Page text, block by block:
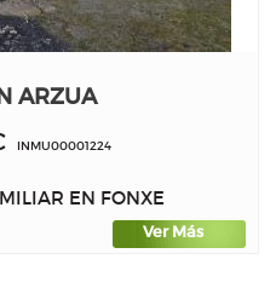
ARZUA
INMU00001224
EN FONXE
Ver Más